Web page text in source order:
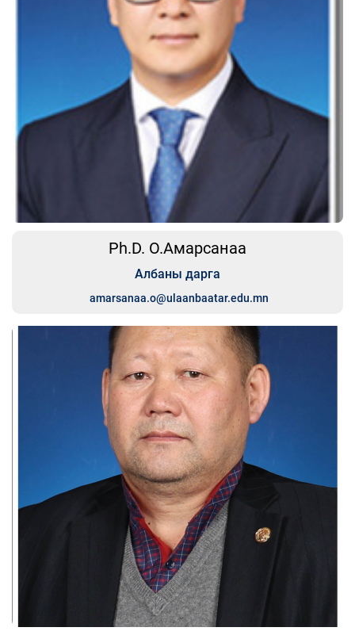
Ph.D. О.Амарсанаа
Албаны дарга
amarsanaa.o@ulaanbaatar.edu.mn